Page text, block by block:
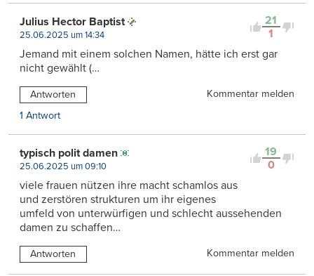
21
1
Julius Hector Baptist
25.06.2025 um 14:34
Jemand mit einem solchen Namen, hätte ich erst gar
nicht gewählt (…
Antworten
Kommentar melden
1 Antwort
19
0
typisch polit damen
25.06.2025 um 09:10
viele frauen nützen ihre macht schamlos aus
und zerstören strukturen um ihr eigenes
umfeld von unterwürfigen und schlecht aussehenden
damen zu schaffen…
Antworten Kommentar melden